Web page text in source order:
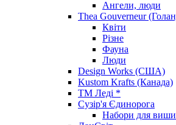
Ангели, люди
Thea Gouverneur
Квіти
Різне
Фауна
Люди
Design Works (США)
Kustom Krafts (Канада)
ТМ Леді *
Сузір'я Єдинорога
Набори для